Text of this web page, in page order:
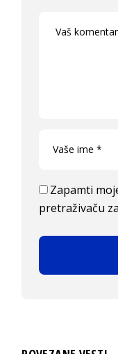
Zapamti
pretraživaču